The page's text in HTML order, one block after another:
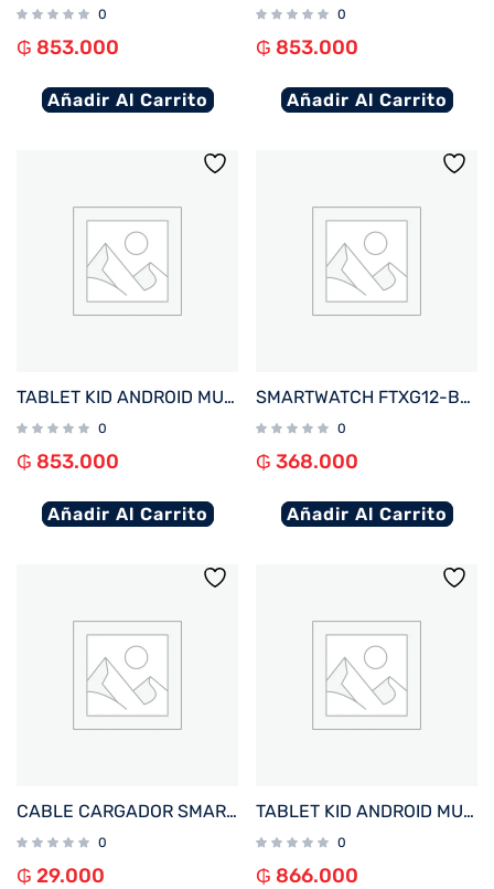
0
₲ 853.000
Añadir Al Carrito
0
₲ 853.000
Añadir Al Carrito
TABLET KID ANDROID MULTILASER NB413 QC/64GB/4G/7″/NEGRO MICKEY DISNEY
0
₲ 853.000
Añadir Al Carrito
SMARTWATCH FTXG12-BB 48MM NEGRO ANDROID/IOS/IA/BT/FREC. CARD/NOTIFICACIONES
0
₲ 368.000
Añadir Al Carrito
CABLE CARGADOR SMARTWATCH FTX WIRELESS BLANCO PARA A10P/ A9C/ AM15/ AM12/ AM32/ F25/ F39P
0
₲ 29.000
TABLET KID ANDROID MULTILASER NB625 QC/64GB/4G/7″/AZUL AVENGERS DISNEY
0
₲ 866.000